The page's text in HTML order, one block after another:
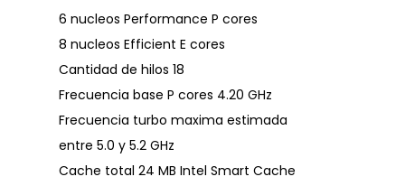
6 nucleos Performance P cores
8 nucleos Efficient E cores
Cantidad de hilos 18
Frecuencia base P cores 4.20 GHz
Frecuencia turbo maxima estimada
entre 5.0 y 5.2 GHz
Cache total 24 MB Intel Smart Cache